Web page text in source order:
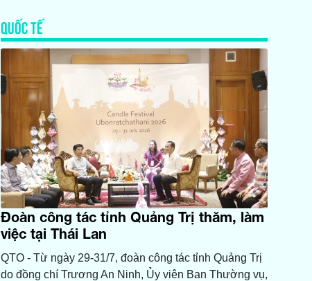
QUỐC TẾ
Đoàn công tác tỉnh Quảng Trị thăm, làm
việc tại Thái Lan
QTO - Từ ngày 29-31/7, đoàn công tác tỉnh Quảng Trị
do đồng chí Trương An Ninh, Ủy viên Ban Thường vụ,